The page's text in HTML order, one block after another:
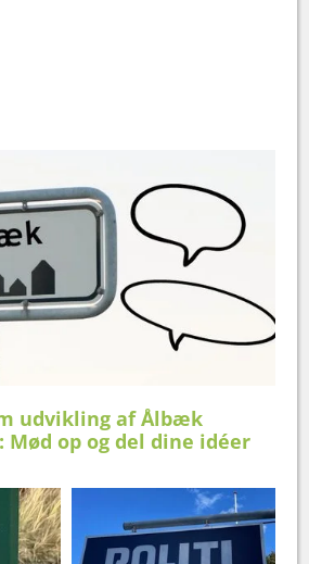
udvikling af Ålbæk
Mød op og del dine idéer